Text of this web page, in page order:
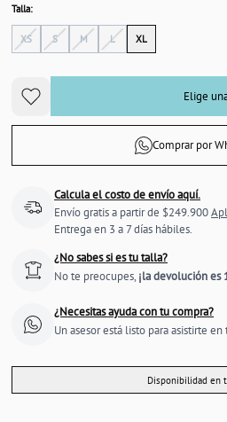
Talla:
XS S M L XL
Elige
Comprar por
Calcula el costo de envío aquí.
Envío gratis a partir de $249.900
Entrega en 3 a 7 días hábiles.
¿No sabes si es tu talla?
No te preocupes, ¡la devolución es
¿Necesitas ayuda con tu compra?
Un asesor está listo para asistirte
Disponibilidad en